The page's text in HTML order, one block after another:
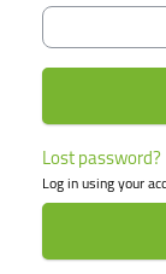
Lost password?
Log in using your